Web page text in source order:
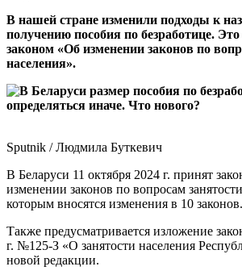
В нашей стране изменили подходы к
получению пособия по безработице.
законом «Об изменении законов по
населения».
Sputnik / Людмила Буткевич
В Беларуси 11 октября 2024 г. принят
изменении законов по вопросам
которым вносятся изменения в 10 законов.
Также предусматривается изложение
г. №125-З «О занятости населения
новой редакции.